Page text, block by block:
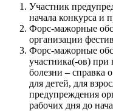
Участник
начала конкурса и
Форс-мажорные
организации
Форс-мажорные
участника(-ов) при
болезни – справка
для детей, для
предупреждения
рабочих дня до